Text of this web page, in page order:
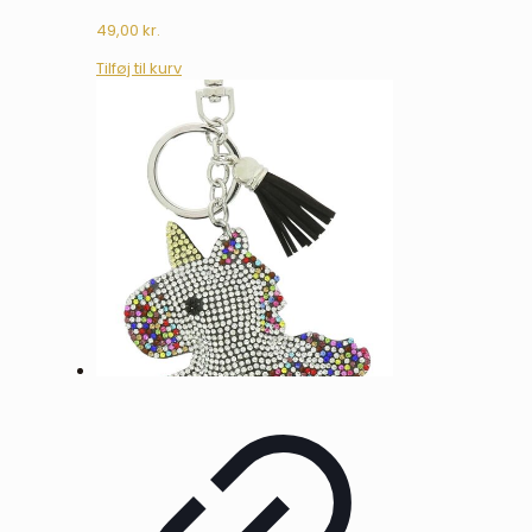
49,00 kr.
Tilføj til kurv